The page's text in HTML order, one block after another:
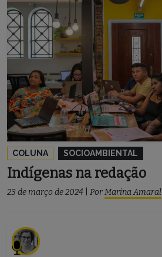
COLUNA SOCIOAMBIENTAL
Indígenas na redação
23 de março de 2024 PorMarina Amaral